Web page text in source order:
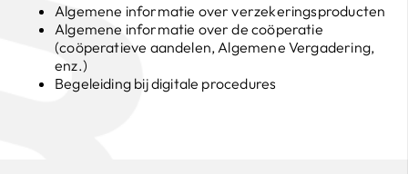
Algemene informatie over verzekeringsproducten
Algemene informatie over de coöperatie
(coöperatieve aandelen, Algemene Vergadering,
enz.)
Begeleiding bij digitale procedures